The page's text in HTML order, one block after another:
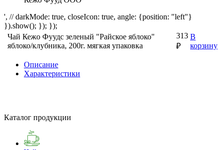
', // darkMode: true, closeIcon: true, angle: {position: "left"}
}).show(); }); });
Чай Кежо Фуудс зеленый "Райское яблоко"
яблоко/клубника, 200г. мягкая упаковка
313
₽
В
корзину
Описание
Характеристики
Каталог продукции